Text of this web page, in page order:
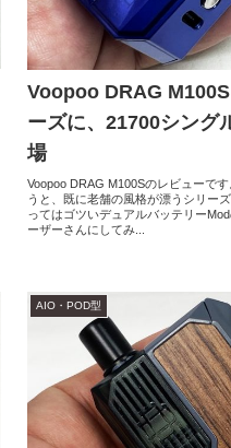
Voopoo DRAG
ーズに、21700シング
場
Voopoo DRAG M100Sのレビューで
うと、既に老舗の風格が漂うシリー
ってはゴツいデュアルバッテリー
ーザーさんにしてみ...
AIO・POD型